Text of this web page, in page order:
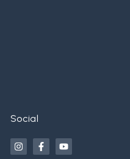
Social